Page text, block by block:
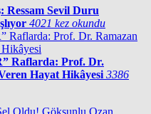
Ressam Sevil Duru
4021 kez okundu
Raflarda: Prof. Dr.
Hayat Hikâyesi 3386